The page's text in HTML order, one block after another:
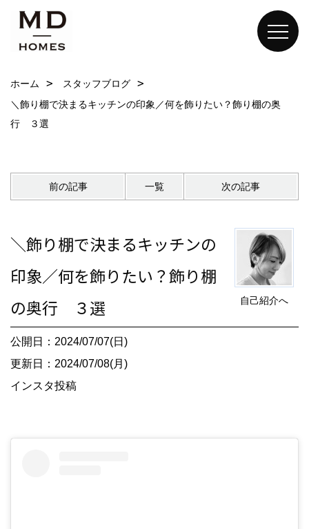
ホーム
スタッフブログ
＼飾り棚で決まるキッチンの印象／何を飾りたい？飾り棚の奥
行 ３選
前の記事 一覧 次の記事
自己紹介へ
＼飾り棚で決まるキッチンの
印象／何を飾りたい？飾り棚
の奥行 ３選
公開日：2024/07/07(日)
更新日：2024/07/08(月)
インスタ投稿